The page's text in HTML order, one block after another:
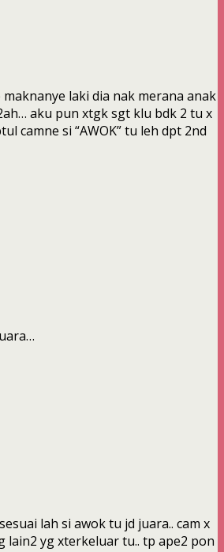
laki dia nak merana anak
aku pun xtgk sgt klu bdk 2 tu x
camne si “AWOK” tu leh dpt 2nd
lah si awok tu jd juara.. cam x
lain2 yg xterkeluar tu.. tp ape2 pon